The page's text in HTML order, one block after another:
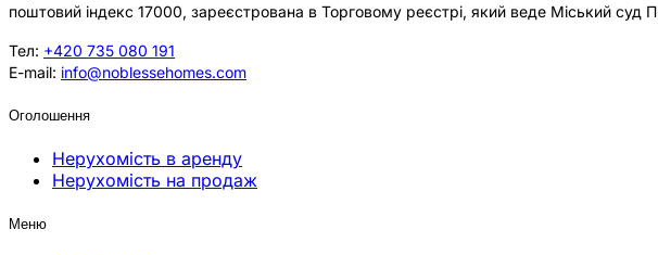
поштовий індекс 17000, зареєстрована в Торговому реєстрі, який веде Міський суд
Тел: +420 735 080 191
E-mail: info@noblessehomes.com
Оголошення
Нерухомість в аренду
Нерухомість на продаж
Меню